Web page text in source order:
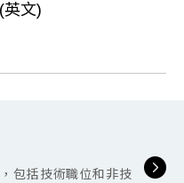
英文)
包括技術職位和非技